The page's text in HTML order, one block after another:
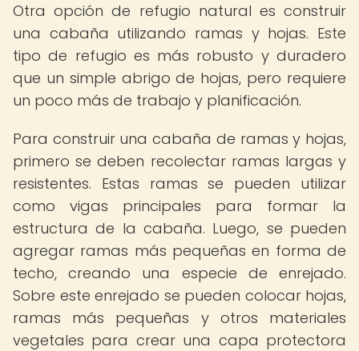
Otra opción de refugio natural es construir
una cabaña utilizando ramas y hojas. Este
tipo de refugio es más robusto y duradero
que un simple abrigo de hojas, pero requiere
un poco más de trabajo y planificación.
Para construir una cabaña de ramas y hojas,
primero se deben recolectar ramas largas y
resistentes. Estas ramas se pueden utilizar
como vigas principales para formar la
estructura de la cabaña. Luego, se pueden
agregar ramas más pequeñas en forma de
techo, creando una especie de enrejado.
Sobre este enrejado se pueden colocar hojas,
ramas más pequeñas y otros materiales
vegetales para crear una capa protectora